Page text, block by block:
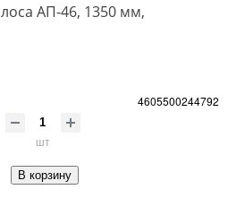
АП-46, 1350 мм,
4605500244792
шт
В корзину